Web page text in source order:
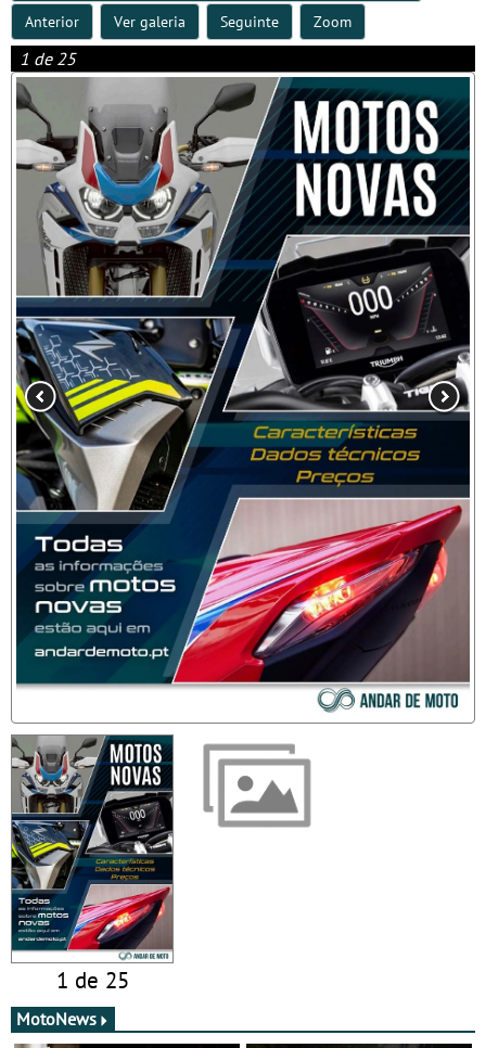
Anterior
Ver galeria Seguinte Zoom
1 de 25
1 de 25
MotoNews